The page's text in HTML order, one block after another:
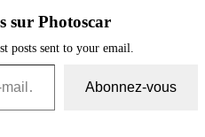
sur Photoscar
posts sent to your email.
Abonnez-vous